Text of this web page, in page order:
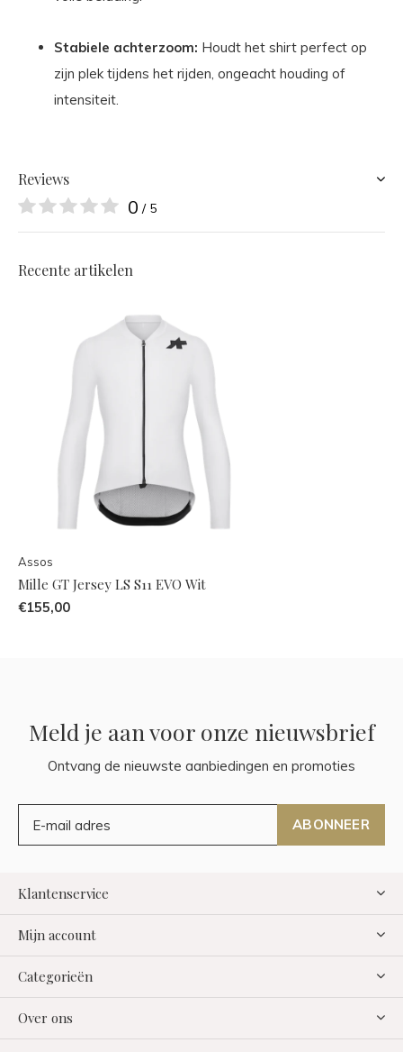
Stabiele achterzoom: Houdt het shirt perfect op
zijn plek tijdens het rijden, ongeacht houding of
intensiteit.
Reviews
0 / 5
Recente artikelen
Assos
Mille GT Jersey LS S11 EVO Wit
€155,00
Meld je aan voor onze nieuwsbrief
Ontvang de nieuwste aanbiedingen en promoties
ABONNEER
Klantenservice
Mijn account
Categorieën
Over ons